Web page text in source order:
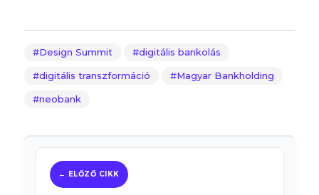
Design Summit digitális bankolás
digitális transzformáció Magyar Bankholding
neobank